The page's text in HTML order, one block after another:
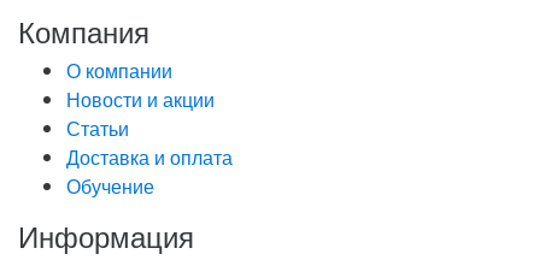
Компания
О компании
Новости и акции
Статьи
Доставка и оплата
Обучение
Информация